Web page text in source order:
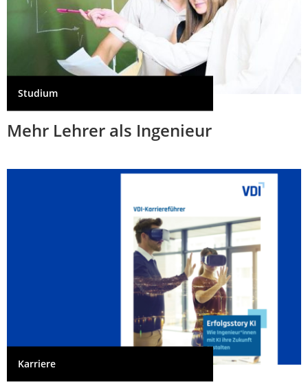
Studium
Mehr Lehrer als Ingenieur
Karriere